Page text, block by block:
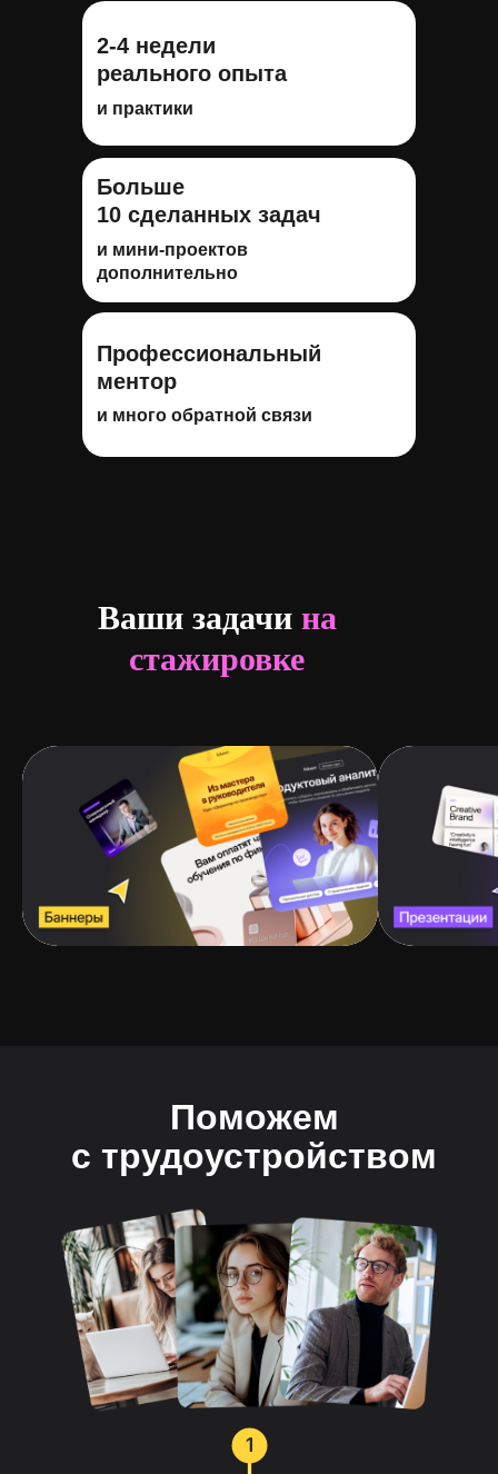
и практики
2-4 недели
реального опыта
и мини-проектов
дополнительно
Больше
10 сделанных задач
и много обратной связи
Профессиональный
ментор
Ваши задачи на
стажировке
Поможем
с трудоустройством